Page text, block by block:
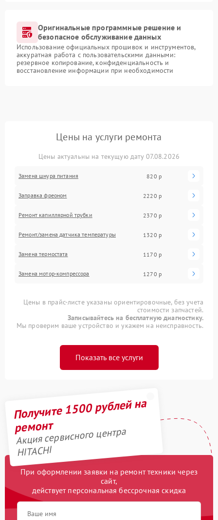
Оригинальные программные решение и
безопасное обслуживание данных
Использование официальных прошивок и инструментов,
аккуратная работа с пользовательскими данными:
резервное копирование, конфиденциальность и
восстановление информации при необходимости
Цены на услуги ремонта
Цены актуальны на текущую дату 07.08.2026
Замена шнура питания 820 р
Заправка фреоном 2220 р
Ремонт капиллярной трубки 2370 р
Ремонт/замена датчика температуры 1320 р
Замена термостата 1170 р
Замена мотор-компрессора 1270 р
Цены в прайс-листе указаны ориентировочные, без учета
стоимости запчастей.
Записывайтесь на бесплатную диагностику.
Мы проверим ваше устройство и укажем на неисправность.
Показать все услуги
Получите 1500 рублей на
ремонт
Акция сервисного центра
HITACHI
При оформлении заявки на ремонт техники через
сайт,
действует персональная бессрочная скидка